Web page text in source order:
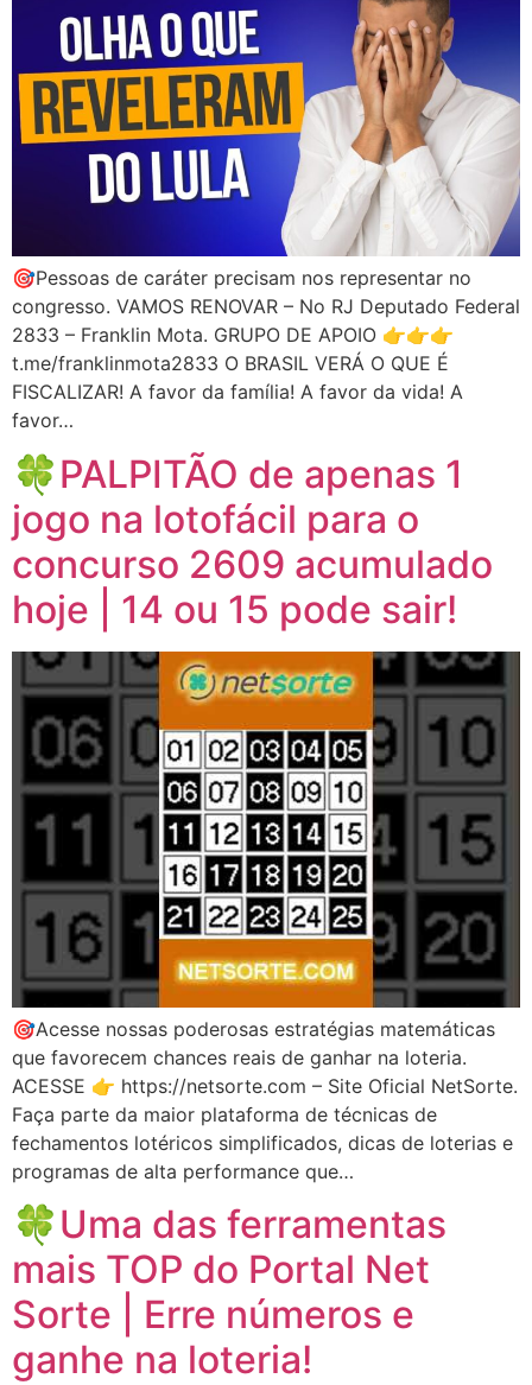
🎯Pessoas de caráter precisam nos representar no
congresso. VAMOS RENOVAR – No RJ Deputado Federal
2833 – Franklin Mota. GRUPO DE APOIO 👉👉👉
t.me/franklinmota2833 O BRASIL VERÁ O QUE É
FISCALIZAR! A favor da família! A favor da vida! A
favor…
🍀PALPITÃO de apenas 1
jogo na lotofácil para o
concurso 2609 acumulado
hoje | 14 ou 15 pode sair!
🎯Acesse nossas poderosas estratégias matemáticas
que favorecem chances reais de ganhar na loteria.
ACESSE 👉 https://netsorte.com – Site Oficial NetSorte.
Faça parte da maior plataforma de técnicas de
fechamentos lotéricos simplificados, dicas de loterias e
programas de alta performance que…
🍀Uma das ferramentas
mais TOP do Portal Net
Sorte | Erre números e
ganhe na loteria!